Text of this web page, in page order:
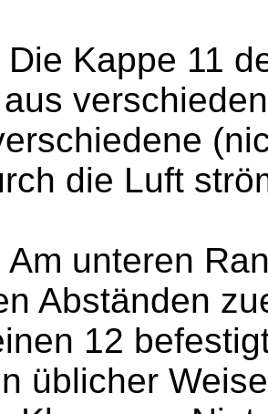
Die Kappe 11
die Luft
Am unteren
Abständen
12
üblicher